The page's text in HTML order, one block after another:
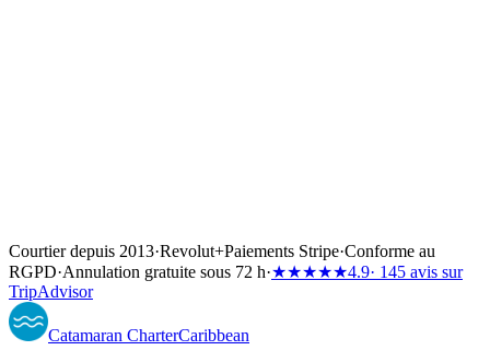
Courtier depuis 2013·Revolut+Paiements Stripe·Conforme au
RGPD·Annulation gratuite sous 72 h·★★★★★4.9· 145 avis sur
TripAdvisor
Catamaran CharterCaribbean